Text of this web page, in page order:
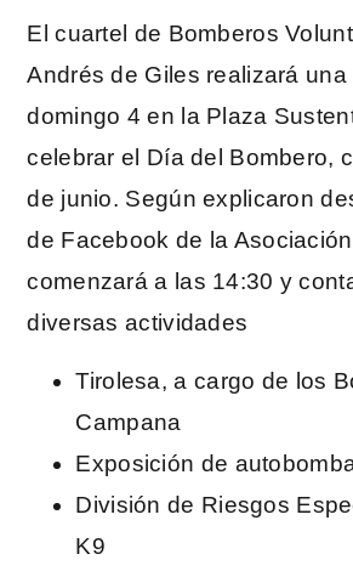
El cuartel de Bomberos
Andrés de Giles realizará una
domingo 4 en la Plaza
celebrar el Día del Bombero,
de junio. Según explicaron
de Facebook de la
comenzará a las 14:30 y
diversas actividades
Tirolesa, a cargo de los
Campana
Exposición de
División de Riesgos
K9